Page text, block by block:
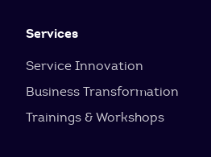
Services
Service Innovation
Business Transformation
Trainings & Workshops